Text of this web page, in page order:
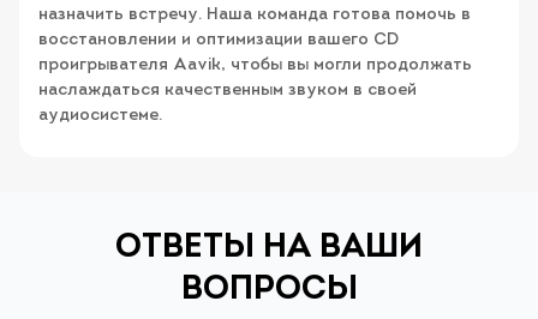
назначить встречу. Наша команда готова помочь в
восстановлении и оптимизации вашего CD
проигрывателя Aavik, чтобы вы могли продолжать
наслаждаться качественным звуком в своей
аудиосистеме.
ОТВЕТЫ НА ВАШИ
ВОПРОСЫ